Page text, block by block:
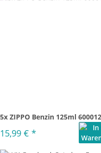
5x ZIPPO Benzin 125ml
15,99 € *